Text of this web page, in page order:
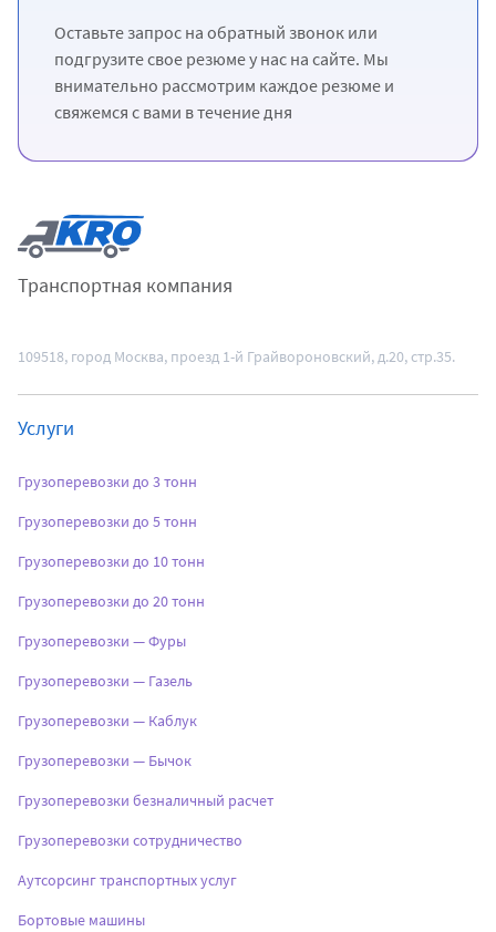
Оставьте запрос на обратный звонок или
подгрузите свое резюме у нас на сайте. Мы
внимательно рассмотрим каждое резюме и
свяжемся с вами в течение дня
Транспортная компания
109518, город Москва, проезд 1-й Грайвороновский, д.20, стр.35.
Услуги
Грузоперевозки до 3 тонн
Грузоперевозки до 5 тонн
Грузоперевозки до 10 тонн
Грузоперевозки до 20 тонн
Грузоперевозки — Фуры
Грузоперевозки — Газель
Грузоперевозки — Каблук
Грузоперевозки — Бычок
Грузоперевозки безналичный расчет
Грузоперевозки сотрудничество
Аутсорсинг транспортных услуг
Бортовые машины